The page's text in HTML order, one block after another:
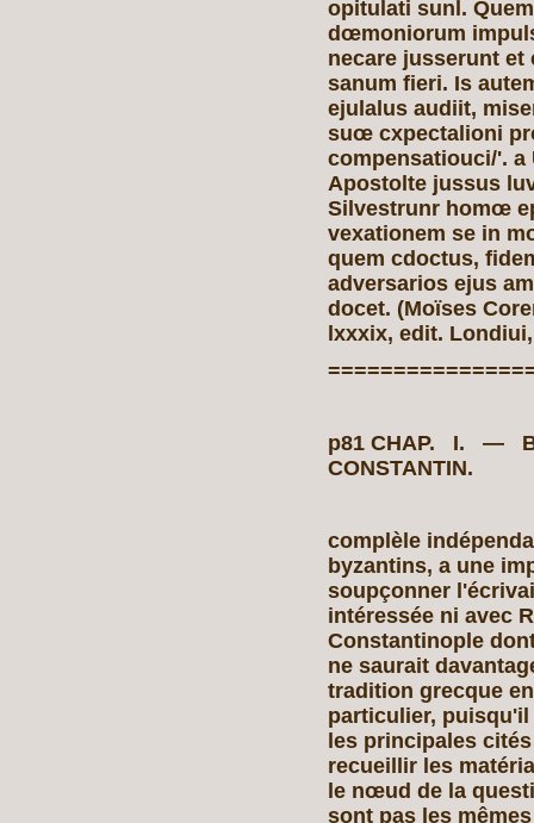
opitulati sunl.
dœmoniorum
necare jusserunt
sanum fieri. Is
ejulalus audiit,
suœ cxpectalioni
compensatiouci/'.
Apostolte jussus
Silvestrunr homœ
vexationem se in
quem cdoctus,
adversarios ejus
docet. (Moïses
lxxxix, edit.
p81 CHAP. I. —
complèle
byzantins, a une
soupçonner
intéressée ni avec
Constantinople
ne saurait
tradition grecque
particulier, puisqu'il
les principales
recueillir les
le nœud de la
sont pas les